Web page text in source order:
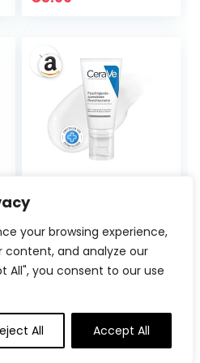
your browsing experience,
content, and analyze our
All", you consent to our use
All Accept All
Remover, Strength
Urea Lotion for
Softening and
Moisturizing
dende
Nachtcreme für
normale bis
trockene Haut
Ursprünglicher
war:
€19.50
€
Aktueller
ist:
€15.30.
22%